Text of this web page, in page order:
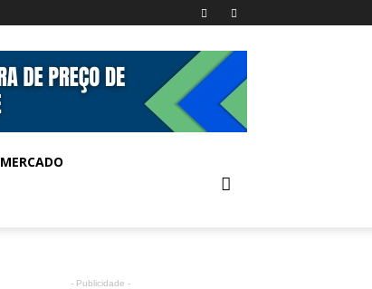
MERCADO
- Publicidade -